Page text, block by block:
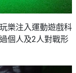
樂注入運動遊戲科
個人及2人對戰形